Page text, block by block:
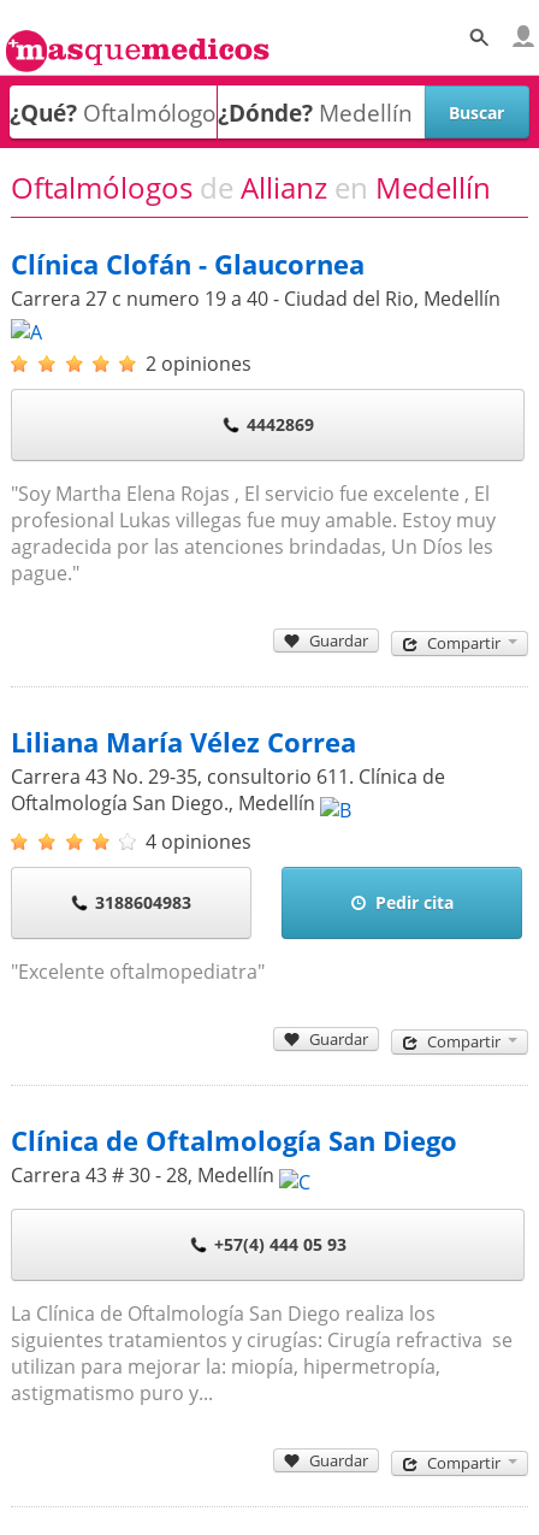
¿Qué? ¿Dónde?
Oftalmólogos de Allianz en Medellín
Clínica Clofán - Glaucornea
Carrera 27 c numero 19 a 40 - Ciudad del Rio, Medellín
2 opiniones
4442869
"Soy Martha Elena Rojas , El servicio fue excelente , El
profesional Lukas villegas fue muy amable. Estoy muy
agradecida por las atenciones brindadas, Un Díos les
pague."
Guardar Compartir
Liliana María Vélez Correa
Carrera 43 No. 29-35, consultorio 611. Clínica de
Oftalmología San Diego., Medellín
4 opiniones
3188604983 Pedir cita
"Excelente oftalmopediatra"
Guardar Compartir
Clínica de Oftalmología San Diego
Carrera 43 # 30 - 28, Medellín
+57(4) 444 05 93
La Clínica de Oftalmología San Diego realiza los
siguientes tratamientos y cirugías: Cirugía refractiva se
utilizan para mejorar la: miopía, hipermetropía,
astigmatismo puro y...
Guardar Compartir